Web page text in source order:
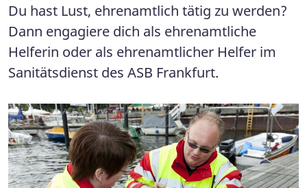
Du hast Lust, ehrenamtlich tätig zu werden?
Dann engagiere dich als ehrenamtliche
Helferin oder als ehrenamtlicher Helfer im
Sanitätsdienst des ASB Frankfurt.